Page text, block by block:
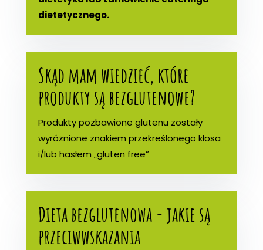
dietetycznego.
Skąd mam wiedzieć, które
produkty są bezglutenowe?
Produkty pozbawione glutenu zostały
wyróżnione znakiem przekreślonego kłosa
i/lub hasłem „gluten free”
Dieta bezglutenowa - jakie są
przeciwwskazania